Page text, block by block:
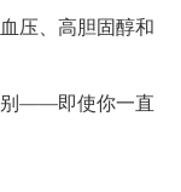
压、高胆固醇和
别——即使你一直